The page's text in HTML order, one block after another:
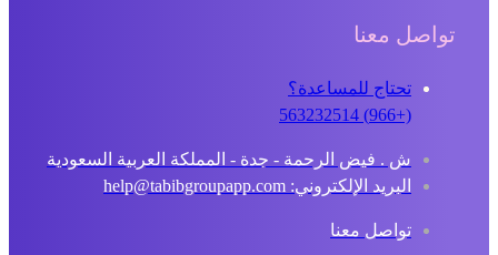
تواصل معنا
تحتاج للمساعدة؟
ش . فيض الرحمة - جدة - المملكة العربية السعودية
البريد الإلكتروني: help@tabibgroupapp.com
تواصل معنا